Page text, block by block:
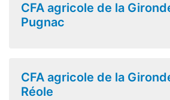
CFA agricole de la
Pugnac
CFA agricole de la
Réole